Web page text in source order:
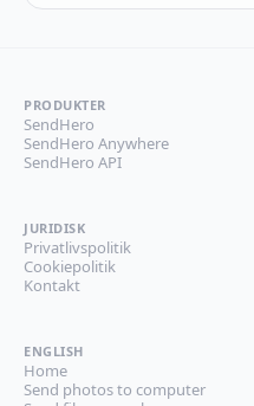
PRODUKTER
SendHero
SendHero Anywhere
SendHero API
JURIDISK
Privatlivspolitik
Cookiepolitik
Kontakt
ENGLISH
Home
Send photos to computer